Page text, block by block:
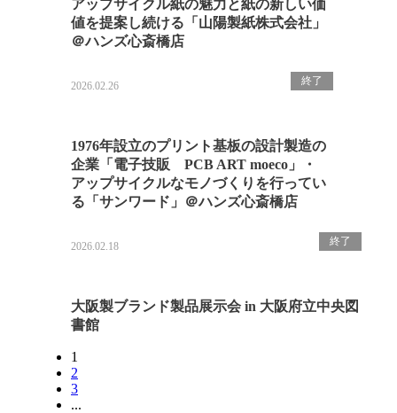
アップサイクル紙の魅力と紙の新しい価
値を提案し続ける「山陽製紙株式会社」
＠ハンズ心斎橋店
2026.02.26 終了
1976年設立のプリント基板の設計製造の
企業「電子技販 PCB ART moeco」・
アップサイクルなモノづくりを行ってい
る「サンワード」＠ハンズ心斎橋店
2026.02.18 終了
大阪製ブランド製品展示会 in 大阪府立中央図
書館
1
2
3
...